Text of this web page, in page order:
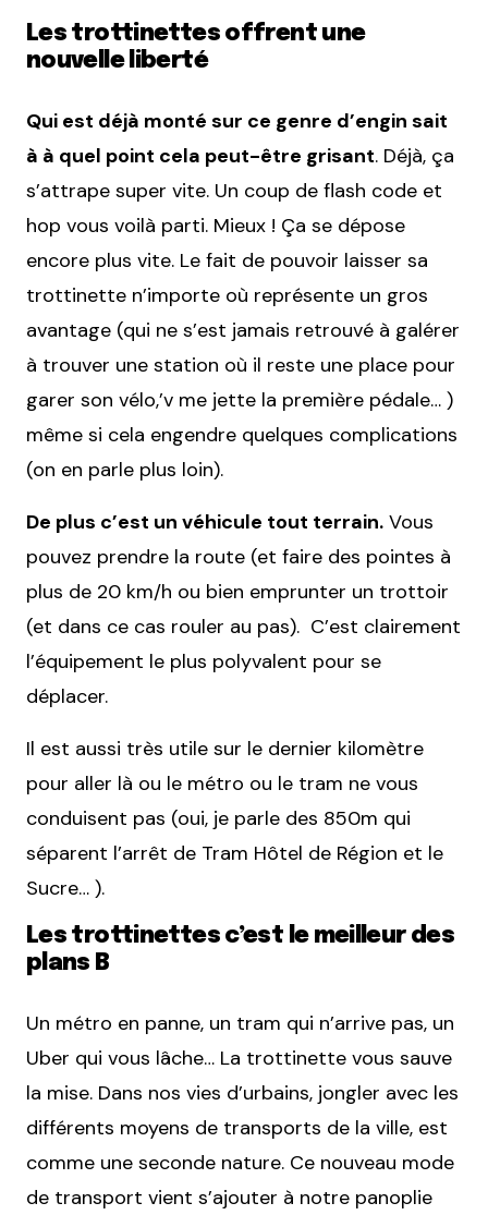
Les trottinettes offrent une
nouvelle liberté
Qui est déjà monté sur ce genre d’engin sait
à à quel point cela peut-être grisant. Déjà, ça
s’attrape super vite. Un coup de flash code et
hop vous voilà parti. Mieux ! Ça se dépose
encore plus vite. Le fait de pouvoir laisser sa
trottinette n’importe où représente un gros
avantage (qui ne s’est jamais retrouvé à galérer
à trouver une station où il reste une place pour
garer son vélo,’v me jette la première pédale… )
même si cela engendre quelques complications
(on en parle plus loin).
De plus c’est un véhicule tout terrain. Vous
pouvez prendre la route (et faire des pointes à
plus de 20 km/h ou bien emprunter un trottoir
(et dans ce cas rouler au pas). C’est clairement
l’équipement le plus polyvalent pour se
déplacer.
Il est aussi très utile sur le dernier kilomètre
pour aller là ou le métro ou le tram ne vous
conduisent pas (oui, je parle des 850m qui
séparent l’arrêt de Tram Hôtel de Région et le
Sucre… ).
Les trottinettes c’est le meilleur des
plans B
Un métro en panne, un tram qui n’arrive pas, un
Uber qui vous lâche… La trottinette vous sauve
la mise. Dans nos vies d’urbains, jongler avec les
différents moyens de transports de la ville, est
comme une seconde nature. Ce nouveau mode
de transport vient s’ajouter à notre panoplie